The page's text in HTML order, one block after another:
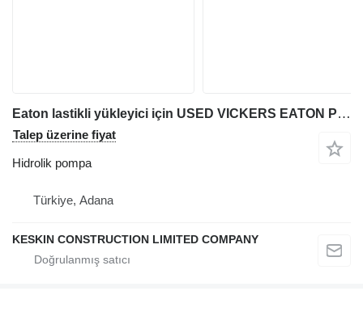
Eaton lastikli yükleyici için USED VICKERS EATON PVH57C PVH57 PUMP hidrolik pompa
Talep üzerine fiyat
Hidrolik pompa
Türkiye, Adana
KESKIN CONSTRUCTION LIMITED COMPANY